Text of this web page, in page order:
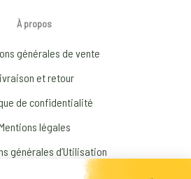
À propos
générales de vente
et retour
de confidentialité
légales
générales d’Utilisation